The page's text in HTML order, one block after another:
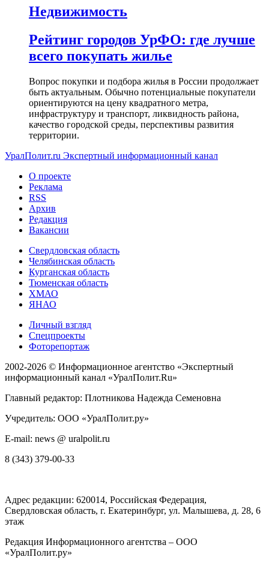
Недвижимость
Рейтинг городов УрФО: где лучше
всего покупать жилье
Вопрос покупки и подбора жилья в России продолжает
быть актуальным. Обычно потенциальные покупатели
ориентируются на цену квадратного метра,
инфраструктуру и транспорт, ликвидность района,
качество городской среды, перспективы развития
территории.
УралПолит.ru Экспертный информационный канал
О проекте
Реклама
RSS
Архив
Редакция
Вакансии
Свердловская область
Челябинская область
Курганская область
Тюменская область
ХМАО
ЯНАО
Личный взгляд
Спецпроекты
Фоторепортаж
2002-2026 © Информационное агентство «Экспертный
информационный канал «УралПолит.Ru»
Главный редактор: Плотникова Надежда Семеновна
Учредитель: ООО «УралПолит.ру»
E-mail: news @ uralpolit.ru
8 (343) 379-00-33
Адрес редакции: 620014, Российская Федерация,
Свердловская область, г. Екатеринбург, ул. Малышева, д. 28, 6
этаж
Редакция Информационного агентства – ООО
«УралПолит.ру»